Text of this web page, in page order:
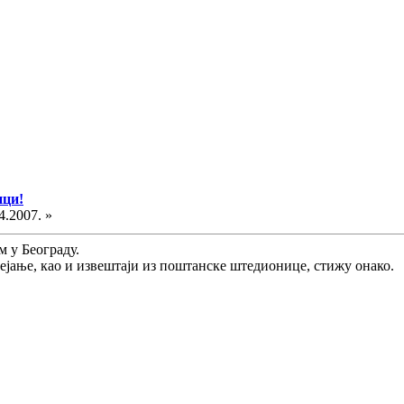
»
у Београду.
као и извештаји из поштанске штедионице, стижу онако.